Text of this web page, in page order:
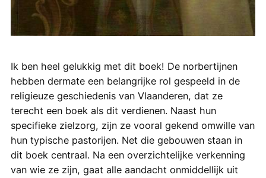
Ik ben heel gelukkig met dit boek! De norbertijnen
hebben dermate een belangrijke rol gespeeld in de
religieuze geschiedenis van Vlaanderen, dat ze
terecht een boek als dit verdienen. Naast hun
specifieke zielzorg, zijn ze vooral gekend omwille van
hun typische pastorijen. Net die gebouwen staan in
dit boek centraal. Na een overzichtelijke verkenning
van wie ze zijn, gaat alle aandacht onmiddellijk uit